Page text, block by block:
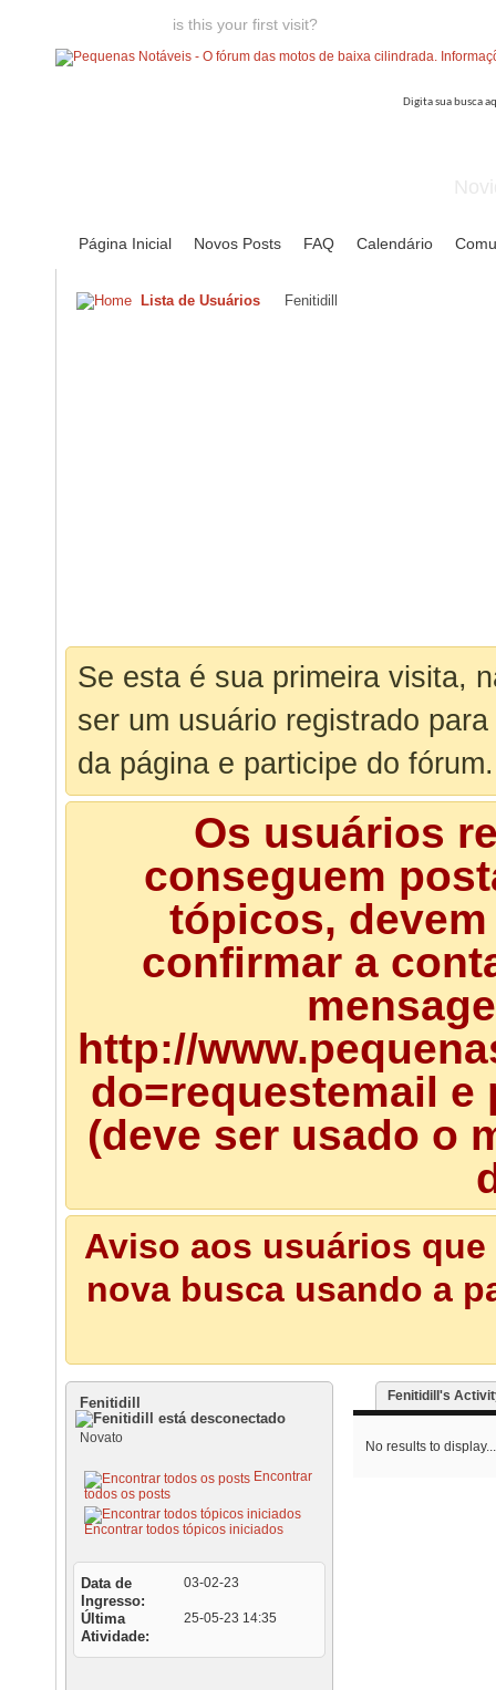
is this your first visit?
Página Inicial Novos Posts FAQ Calendário
Lista de Usuários Fenitidill
Se esta é sua primeira visita,
ser um usuário registrado
da página e participe do fórum.
Os usuários
conseguem
tópicos,
confirmar a
http://
do=requestemail
(deve ser usado o
Aviso aos usuários
nova busca usando a
Fenitidill
Novato
Encontrar
todos os posts
Encontrar todos tópicos iniciados
Data de
Ingresso
03-02-23
Última
Atividade
25-05-23 14:35
Fenitidill's
No results to display...